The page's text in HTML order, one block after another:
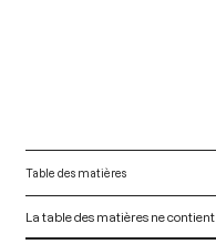
Table des matières
La table des matières ne